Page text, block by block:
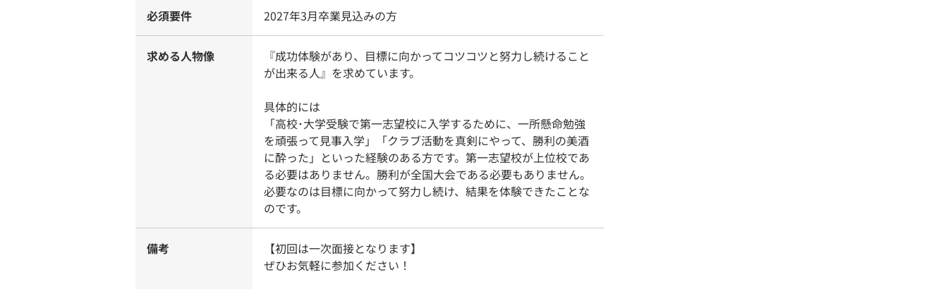
必須要件 2027年3月卒業見込みの方
求める人物像
『成功体験があり、目標に向かってコツコツと努力し続けること
が出来る人』を求めています。
具体的には
「高校･大学受験で第一志望校に入学するために、一所懸命勉強
を頑張って見事入学」「クラブ活動を真剣にやって、勝利の美酒
に酔った」といった経験のある方です。第一志望校が上位校であ
る必要はありません。勝利が全国大会である必要もありません。
必要なのは目標に向かって努力し続け、結果を体験できたことな
のです。
備考
【初回は一次面接となります】
ぜひお気軽に参加ください！